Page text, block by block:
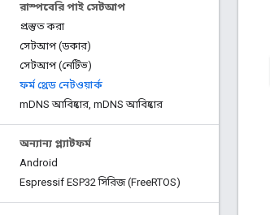
রাস্পবেরি পাই সেটআপ
প্রস্তুত করা
সেটআপ (ডকার)
সেটআপ (নেটিভ)
ফর্ম থ্রেড নেটওয়ার্ক
mDNS আবিষ্কার, mDNS আবিষ্কার
অন্যান্য প্ল্যাটফর্ম
Android
Espressif ESP32 সিরিজ (FreeRTOS)